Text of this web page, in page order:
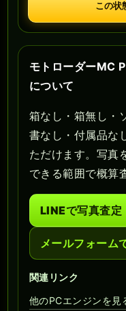
この状
モトローダーMC
について
箱なし・箱無し・
書なし・付属品な
ただけます。写真
できる範囲で概算
LINEで写真査定
メールフォーム
関連リンク
他のPCエンジンを見